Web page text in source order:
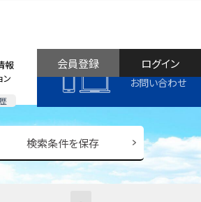
ン
報
お問い合わせ
ログイン
会員登録
検索条件を保存